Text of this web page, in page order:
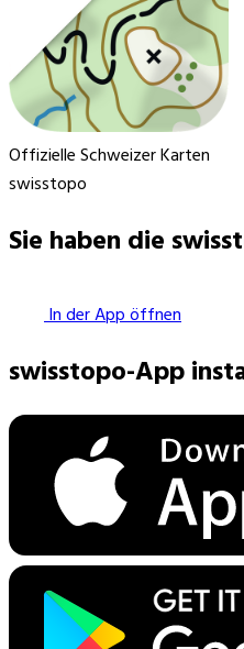
Offizielle Schweizer Karten
swisstopo
Sie haben die
In der App öffnen
swisstopo-App